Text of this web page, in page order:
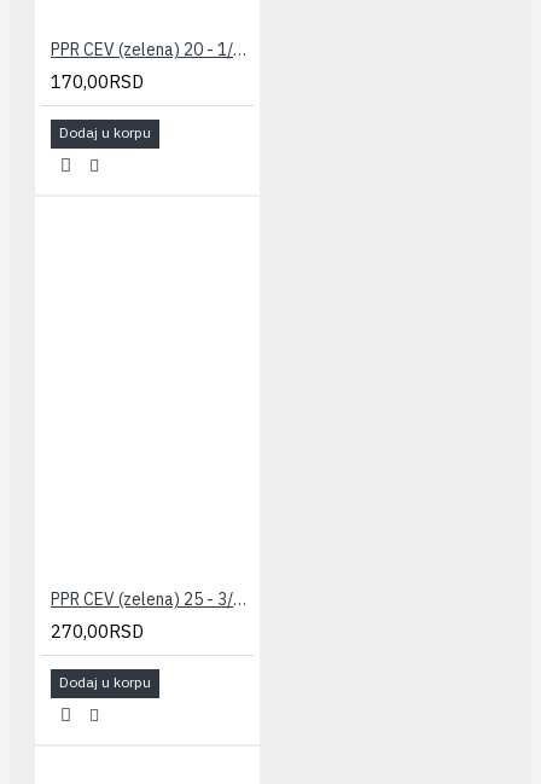
PPR CEV (zelena) 20 - 1/2" PESTAN
170,00RSD
Dodaj u korpu
PPR CEV (zelena) 25 - 3/4" PESTAN
270,00RSD
Dodaj u korpu